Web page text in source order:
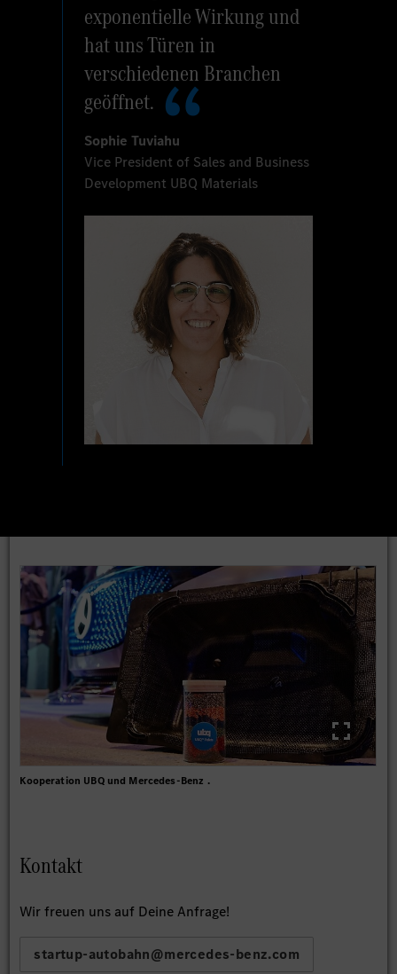
exponentielle Wirkung und
hat uns Türen in
verschiedenen Branchen
geöffnet.
Sophie Tuviahu
Vice President of Sales and Business
Development UBQ Materials
Kooperation UBQ und Mercedes-Benz .
Kontakt
Wir freuen uns auf Deine Anfrage!
startup-autobahn@mercedes-benz.com